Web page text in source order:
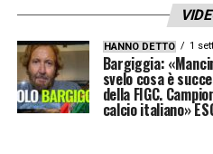
HANNO DETTO 1
Bargiggia:
svelo cosa è
della FIGC.
calcio italiano»